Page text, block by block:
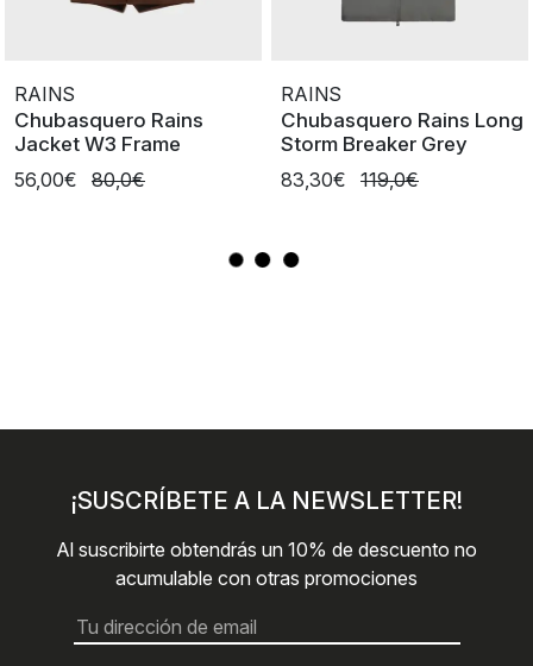
RAINS
Chubasquero Rains
Jacket W3 Frame
56,00€
80,0€
RAINS
Chubasquero Rains Long
Storm Breaker Grey
83,30€
119,0€
¡SUSCRÍBETE A LA NEWSLETTER!
Al suscribirte obtendrás un 10% de descuento no
acumulable con otras promociones